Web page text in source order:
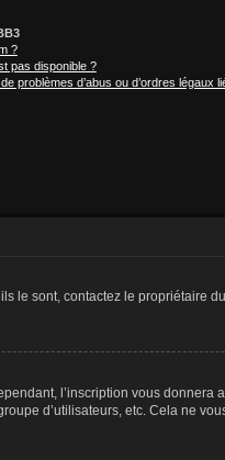
?
pas disponible ?
problèmes d’abus ou d’ordres légaux
le sont, contactez le propriétaire
l’inscription vous
d’utilisateurs, etc. Cela ne